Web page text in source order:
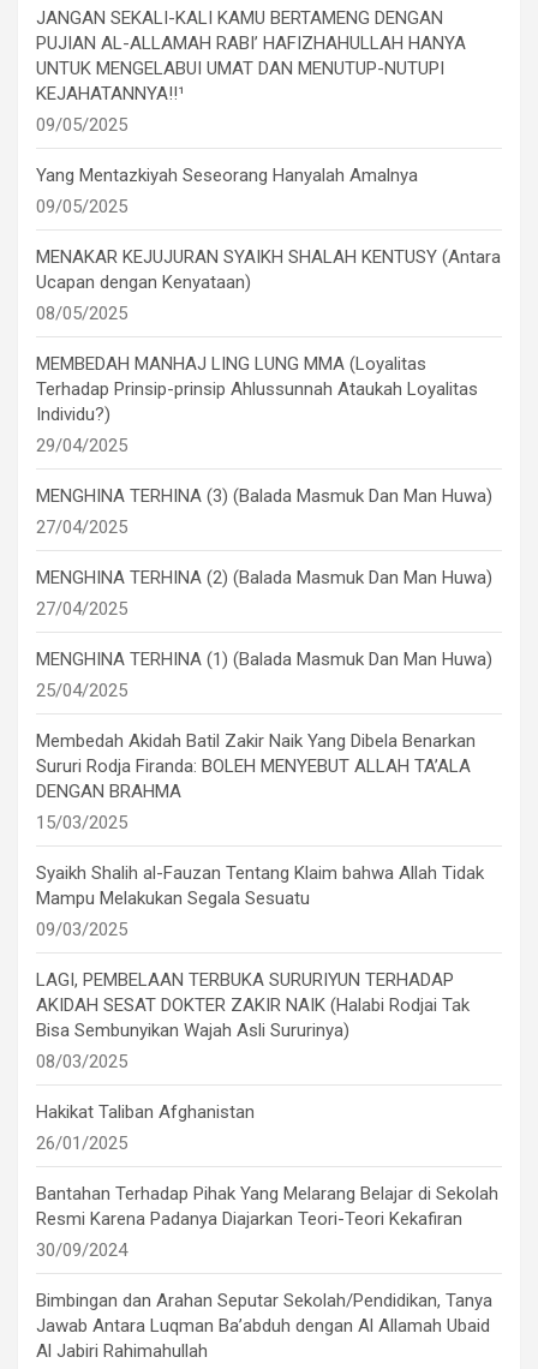
JANGAN SEKALI-KALI KAMU BERTAMENG DENGAN
PUJIAN AL-ALLAMAH RABI’ HAFIZHAHULLAH HANYA
UNTUK MENGELABUI UMAT DAN MENUTUP-NUTUPI
KEJAHATANNYA!!¹
09/05/2025
Yang Mentazkiyah Seseorang Hanyalah Amalnya
09/05/2025
MENAKAR KEJUJURAN SYAIKH SHALAH KENTUSY (Antara
Ucapan dengan Kenyataan)
08/05/2025
MEMBEDAH MANHAJ LING LUNG MMA (Loyalitas
Terhadap Prinsip-prinsip Ahlussunnah Ataukah Loyalitas
Individu?)
29/04/2025
MENGHINA TERHINA (3) (Balada Masmuk Dan Man Huwa)
27/04/2025
MENGHINA TERHINA (2) (Balada Masmuk Dan Man Huwa)
27/04/2025
MENGHINA TERHINA (1) (Balada Masmuk Dan Man Huwa)
25/04/2025
Membedah Akidah Batil Zakir Naik Yang Dibela Benarkan
Sururi Rodja Firanda: BOLEH MENYEBUT ALLAH TA’ALA
DENGAN BRAHMA
15/03/2025
Syaikh Shalih al-Fauzan Tentang Klaim bahwa Allah Tidak
Mampu Melakukan Segala Sesuatu
09/03/2025
LAGI, PEMBELAAN TERBUKA SURURIYUN TERHADAP
AKIDAH SESAT DOKTER ZAKIR NAIK (Halabi Rodjai Tak
Bisa Sembunyikan Wajah Asli Sururinya)
08/03/2025
Hakikat Taliban Afghanistan
26/01/2025
Bantahan Terhadap Pihak Yang Melarang Belajar di Sekolah
Resmi Karena Padanya Diajarkan Teori-Teori Kekafiran
30/09/2024
Bimbingan dan Arahan Seputar Sekolah/Pendidikan, Tanya
Jawab Antara Luqman Ba’abduh dengan Al Allamah Ubaid
Al Jabiri Rahimahullah